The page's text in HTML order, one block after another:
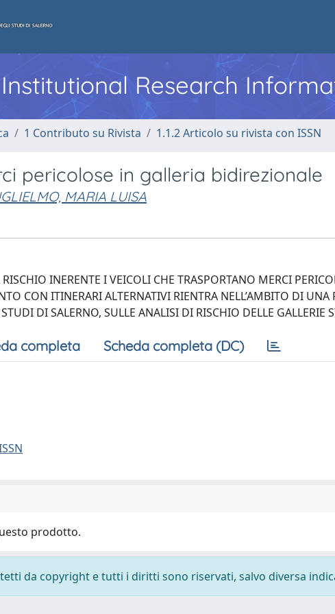
Institutional Research
1 Contributo su Rivista 1.1.2 Articolo su rivista con ISSN
pericolose in galleria bidirezionale
MARIA LUISA
INERENTE I VEICOLI CHE TRASPORTANO MERCI
CON ITINERARI ALTERNATIVI RIENTRA NELL’AMBITO DI UNA
DI SALERNO, SULLE ANALISI DI RISCHIO DELLE GALLERIE
completa Scheda completa (DC)
prodotto.
da copyright e tutti i diritti sono riservati, salvo diversa